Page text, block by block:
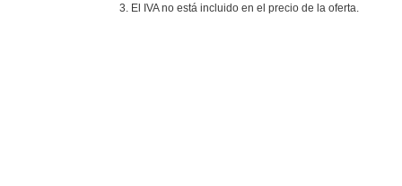
3. El IVA no está incluido en el precio de la oferta.